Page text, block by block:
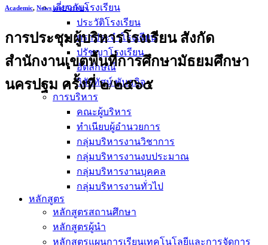
เกี่ยวกับโรงเรียน
ประวัติโรงเรียน
ตราประจำโรงเรียน
ปรัชญาโรงเรียน
อัตลักษณ์
วิสัยทัศน์ พันธกิจ
การบริหาร
คณะผู้บริหาร
ทำเนียบผู้อำนวยการ
กลุ่มบริหารงานวิชาการ
กลุ่มบริหารงานงบประมาณ
กลุ่มบริหารงานบุคคล
กลุ่มบริหารงานทั่วไป
หลักสูตร
หลักสูตรสถานศึกษา
หลักสูตรผู้นำ
หลักสูตรแผนการเรียนเทคโนโลยีและการจัดการ
Academic, News and Activity
การประชุมผู้บริหารโรงเรียน สังกัด
สำนักงานเขตพื้นที่การศึกษามัธยมศึกษา
นครปฐม ครั้งที่ ๒/๒๕๖๕